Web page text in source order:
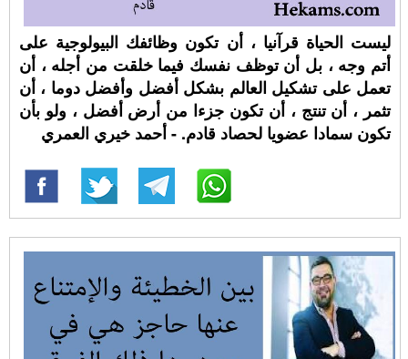
ليست الحياة قرآنيا ، أن تكون وظائفك البيولوجية على
أتم وجه ، بل أن توظف نفسك فيما خلقت من أجله ، أن
تعمل على تشكيل العالم بشكل أفضل وأفضل دوما ، أن
تثمر ، أن تنتج ، أن تكون جزءا من أرض أفضل ، ولو بأن
تكون سمادا عضويا لحصاد قادم. - أحمد خيري العمري